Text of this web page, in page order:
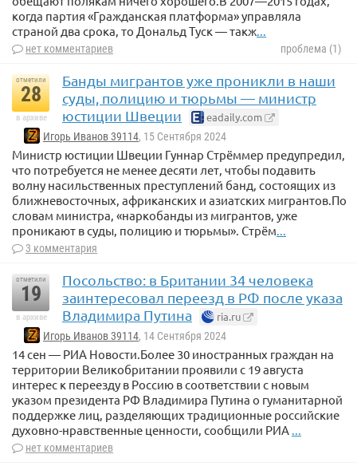
когда партия «Гражданская платформа» управляла
страной два срока, то Дональд Туск — такж
нет комментариев проблема (1)
отметили
28
в архиве
Банды мигрантов уже проникли в наши
суды, полицию и тюрьмы — министр
юстиции Швеции
eadaily.com
Игорь Иванов 39114, 15 Сентября 2024
Министр юстиции Швеции Гуннар Стрёммер предупредил,
что потребуется не менее десяти лет, чтобы подавить
волну насильственных преступлений банд, состоящих из
ближневосточных, африканских и азиатских мигрантов.По
словам министра, «наркобанды из мигрантов, уже
проникают в суды, полицию и тюрьмы». Стрём...
3 комментария
отметили
19
в архиве
Посольство: в Британии 34 человека
заинтересовал переезд в РФ после указа
Владимира Путина
ria.ru
Игорь Иванов 39114, 14 Сентября 2024
14 сен — РИА Новости.Более 30 иностранных граждан на
территории Великобритании проявили с 19 августа
интерес к переезду в Россию в соответствии с новым
указом президента РФ Владимира Путина о гуманитарной
поддержке лиц, разделяющих традиционные российские
духовно-нравственные ценности, сообщили РИА ...
нет комментариев